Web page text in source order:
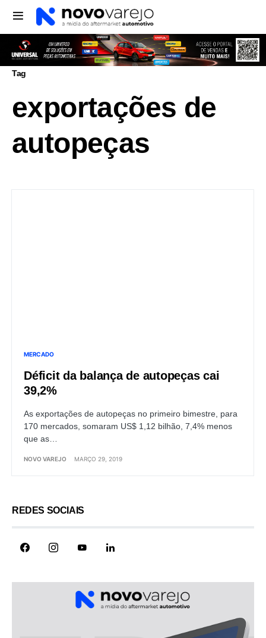
Tag
exportações de
autopeças
MERCADO
Déficit da balança de autopeças cai
39,2%
As exportações de autopeças no primeiro bimestre, para
170 mercados, somaram US$ 1,12 bilhão, 7,4% menos
que as…
NOVO VAREJO MARÇO 29, 2019
REDES SOCIAIS